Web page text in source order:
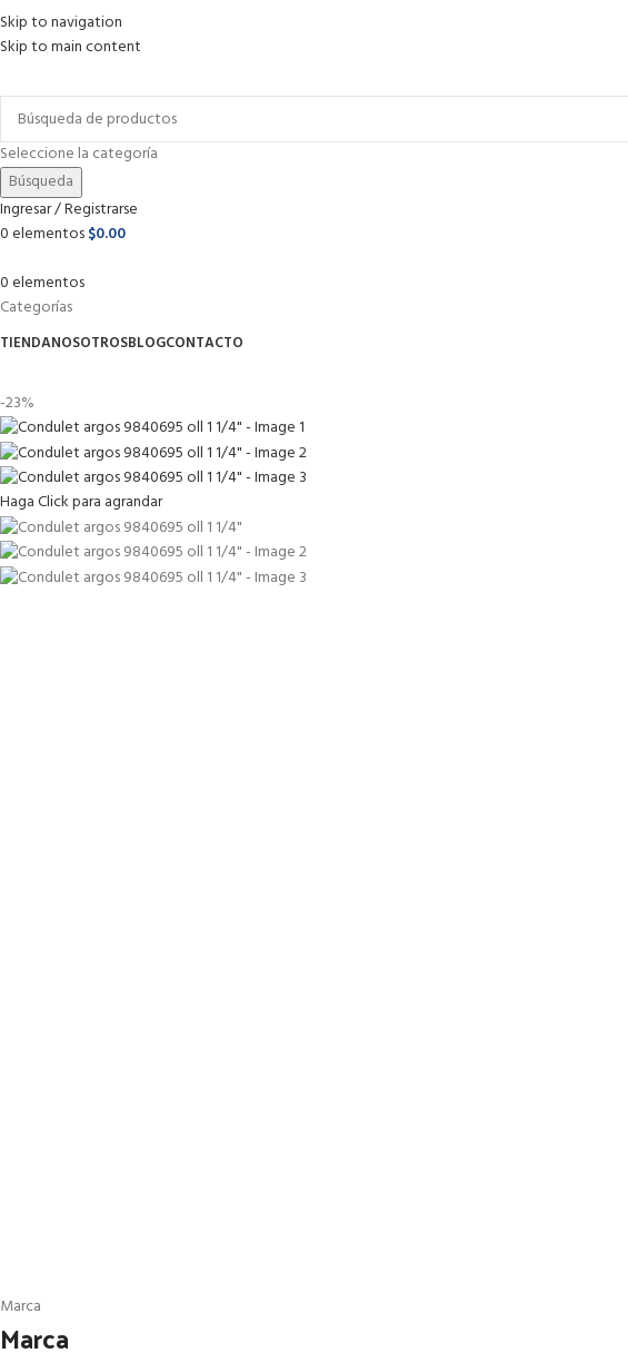
Skip to navigation
Skip to main content
Envío gratis para pedidos arriba de
Seleccione la categoría
Búsqueda
Ingresar / Registrarse
0elementos$0.00
0elementos
Categorías
TIENDANOSOTROSBLOGCONTACTO
-23%
Haga Click para agrandar
Marca
Marca